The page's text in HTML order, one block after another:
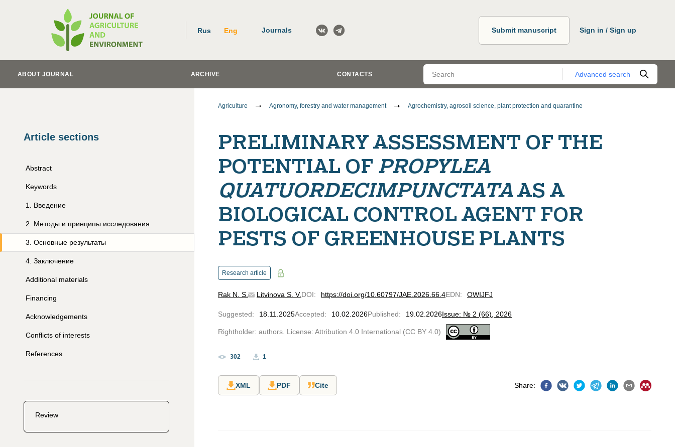
Rus Eng Journals Submit manuscript Sign in / Sign up
ABOUT JOURNAL ARCHIVE CONTACTS Advanced search
Article sections
Abstract
Keywords
1 Введение
2 Методы и принципы исследования
3 Основные результаты
4 Заключение
Additional materials
Financing
Acknowledgements
Conflicts of interests
References
Review
Agriculture Agronomy, forestry and water management Agrochemistry, agrosoil science, plant protection and quarantine
PRELIMINARY ASSESSMENT OF THE
POTENTIAL OF PROPYLEA
QUATUORDECIMPUNCTATAAS A
BIOLOGICAL CONTROL AGENT FOR
PESTS OF GREENHOUSE PLANTS
Research article
Rak N. S. Litvinova S. V.DOI: https://doi.org/10.60797/JAE.2026.66.4EDN: OWIJFJ
Suggested: 18.11.2025Accepted: 10.02.2026Published: 19.02.2026Issue: № 2 (66), 2026
Rightholder: authors. License: Attribution 4.0 International (CC BY 4.0)
302 1
XML PDF Cite Share: